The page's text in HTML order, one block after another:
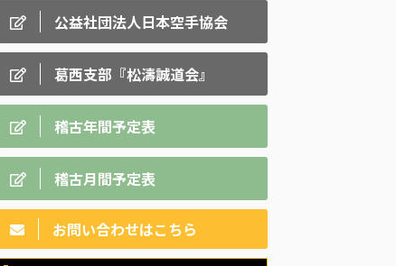
公益社団法人日本空手協会
葛西支部『松濤誠道会』
稽古年間予定表
稽古月間予定表
お問い合わせはこちら